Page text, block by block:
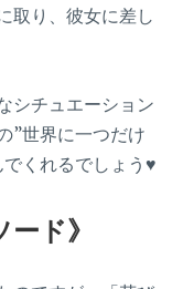
取り、彼女に差し
シチュエーション
”世界に一つだけ
くれるでしょう♥
ド》